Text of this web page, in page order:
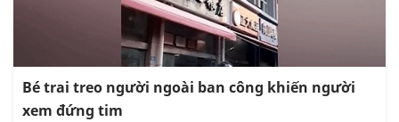
Bé trai treo người ngoài ban công khiến người
xem đứng tim